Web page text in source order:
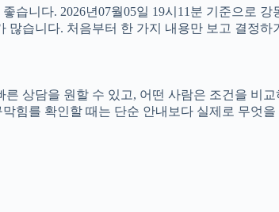
습니다. 2026년07월05일 19시11분 기준으로
습니다. 처음부터 한 가지 내용만 보고 결정하
상담을 원할 수 있고, 어떤 사람은 조건을 비
힘를 확인할 때는 단순 안내보다 실제로 무엇